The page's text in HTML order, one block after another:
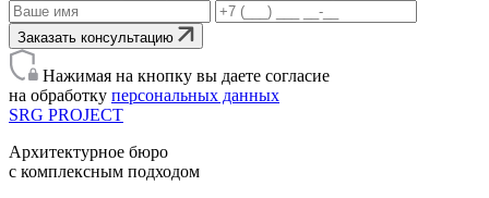
Заказать консультацию
Нажимая на кнопку вы даете согласие
на обработку персональных данных
SRG PROJECT
Архитектурное бюро
с комплексным подходом